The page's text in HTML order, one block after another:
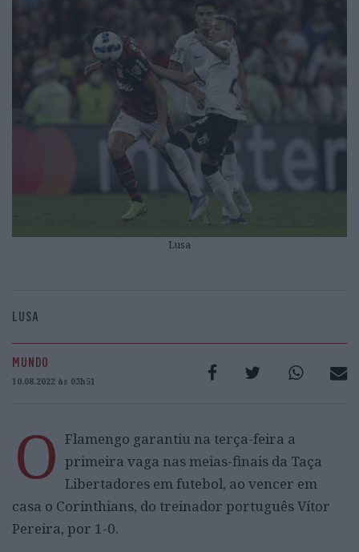
Lusa
LUSA
MUNDO
10.08.2022 às 03h51
O Flamengo garantiu na terça-feira a
primeira vaga nas meias-finais da Taça
Libertadores em futebol, ao vencer em
casa o Corinthians, do treinador português Vítor
Pereira, por 1-0.